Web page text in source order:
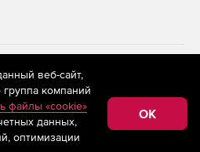
store.softline.ru применяются
(информационные технологии
на основе сбора,
относящихся к
сети «Интернет»,
Российской Федерации)
веб-сайт,
группа компаний
файлы «cookie»
данных,
оптимизации
OK